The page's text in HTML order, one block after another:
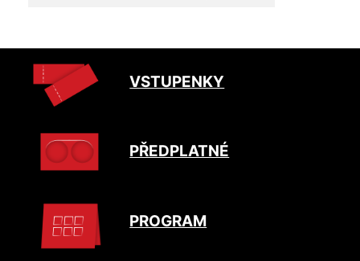
VSTUPENKY
PŘEDPLATNÉ
PROGRAM